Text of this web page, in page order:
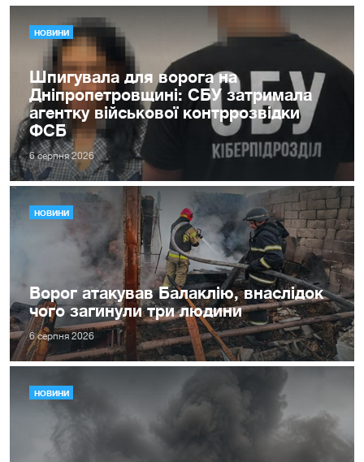
НОВИНИ
Шпигувала для ворога на
Дніпропетровщині: СБУ затримала
агентку військової контррозвідки
ФСБ
6 серпня 2026
НОВИНИ
Ворог атакував Балаклію, внаслідок
чого загинули три людини
6 серпня 2026
НОВИНИ